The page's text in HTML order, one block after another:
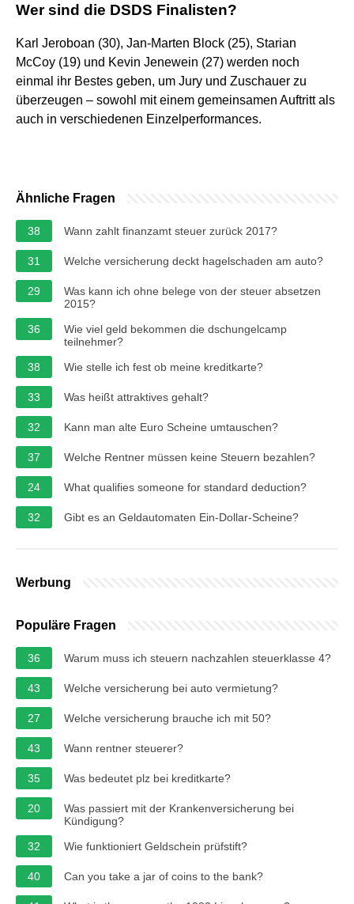
Wer sind die DSDS Finalisten?
Karl Jeroboan (30), Jan-Marten Block (25), Starian
McCoy (19) und Kevin Jenewein (27) werden noch
einmal ihr Bestes geben, um Jury und Zuschauer zu
überzeugen – sowohl mit einem gemeinsamen Auftritt als
auch in verschiedenen Einzelperformances.
Ähnliche Fragen
38 Wann zahlt finanzamt steuer zurück 2017?
31 Welche versicherung deckt hagelschaden am auto?
29
Was kann ich ohne belege von der steuer absetzen
2015?
36
Wie viel geld bekommen die dschungelcamp
teilnehmer?
38
Wie stelle ich fest ob meine kreditkarte?
33 Was heißt attraktives gehalt?
32 Kann man alte Euro Scheine umtauschen?
37 Welche Rentner müssen keine Steuern bezahlen?
24 What qualifies someone for standard deduction?
32 Gibt es an Geldautomaten Ein-Dollar-Scheine?
Werbung
Populäre Fragen
36 Warum muss ich steuern nachzahlen steuerklasse 4?
43 Welche versicherung bei auto vermietung?
27 Welche versicherung brauche ich mit 50?
43 Wann rentner steuerer?
35 Was bedeutet plz bei kreditkarte?
20
Was passiert mit der Krankenversicherung bei
Kündigung?
32
Wie funktioniert Geldschein prüfstift?
40 Can you take a jar of coins to the bank?